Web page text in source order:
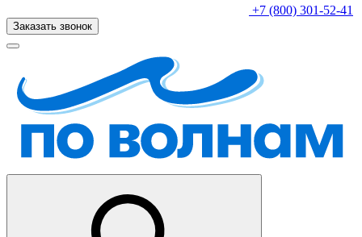
+7 (800) 301-52-41
Заказать звонок